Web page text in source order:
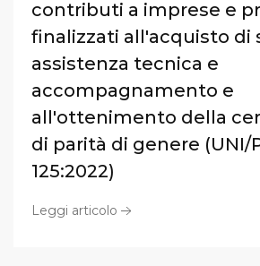
contributi a imprese e
finalizzati all'acquisto di
assistenza tecnica e
accompagnamento e
all'ottenimento della
di parità di genere (UNI/
125:2022)
Leggi articolo